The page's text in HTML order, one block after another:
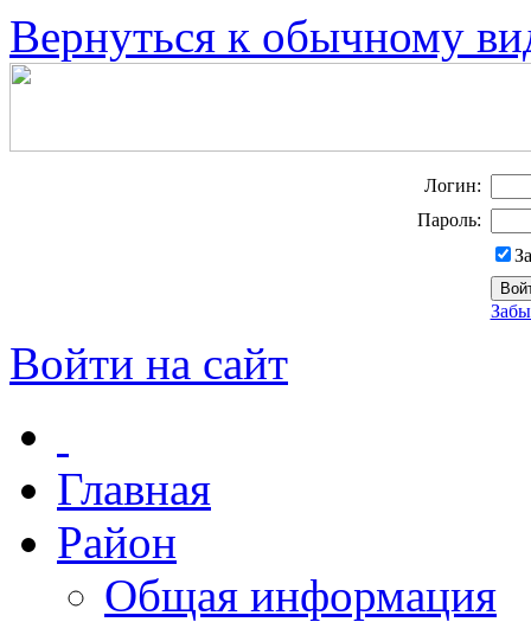
Вернуться к обычному
Логин:
Пароль:
Войти на сайт
Главная
Район
Общая информация